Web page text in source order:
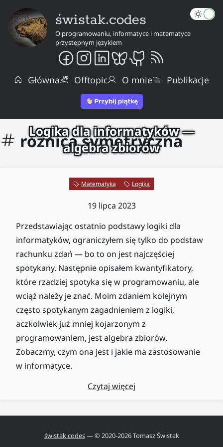
świstak.codes
O programowaniu, informatyce i matematyce
przystępnym językiem
Główna Offtopic O mnie Publikacje
różnica symetryczna
Logika dla informatyków —
algebra zbiorów
Matematyka Logika
19 lipca 2023
Przedstawiając ostatnio podstawy logiki dla
informatyków, ograniczyłem się tylko do podstaw
rachunku zdań — bo to on jest najczęściej
spotykany. Następnie opisałem kwantyfikatory,
które rzadziej spotyka się w programowaniu, ale
wciąż należy je znać. Moim zdaniem kolejnym
często spotykanym zagadnieniem z logiki,
aczkolwiek już mniej kojarzonym z
programowaniem, jest algebra zbiorów.
Zobaczmy, czym ona jest i jakie ma zastosowanie
w informatyce.
Czytaj więcej
świstak.codes— © 2020-2026Tomasz Świstak